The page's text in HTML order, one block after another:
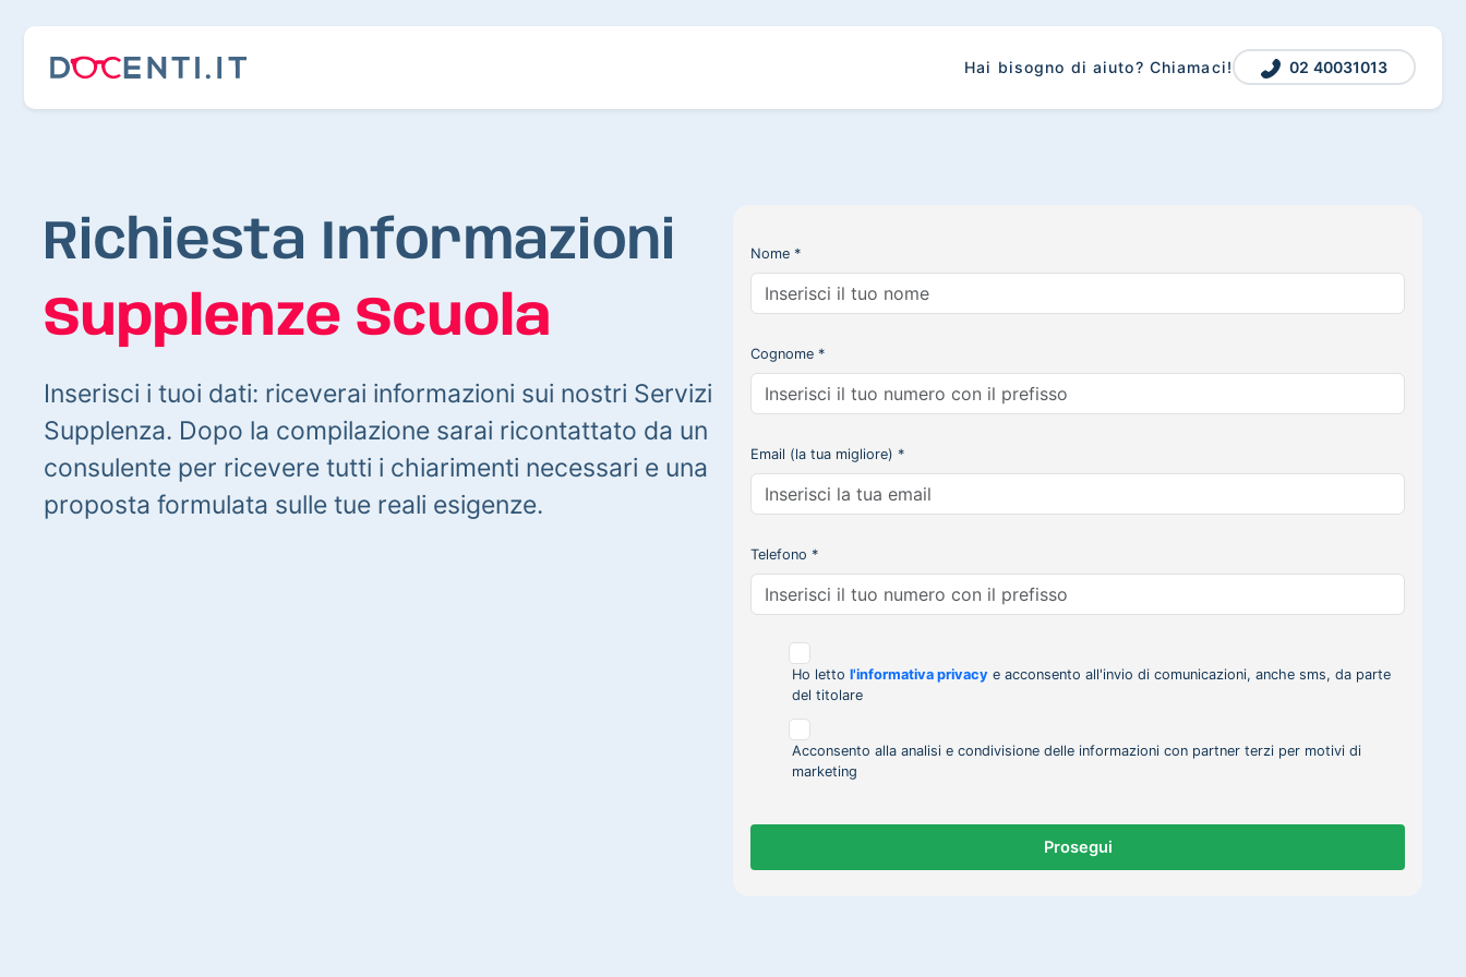
Hai bisogno di aiuto? Chiamaci! 02 40031013
Richiesta Informazioni
Supplenze Scuola
Inserisci i tuoi dati: riceverai informazioni sui nostri Servizi
Supplenza. Dopo la compilazione sarai ricontattato da un
consulente per ricevere tutti i chiarimenti necessari e una
proposta formulata sulle tue reali esigenze.
Nome *
Cognome *
Email (la tua migliore) *
Telefono *
Ho letto l'informativa privacy e acconsento all'invio di comunicazioni, anche sms, da parte
del titolare
Acconsento alla analisi e condivisione delle informazioni con partner terzi per motivi di
marketing